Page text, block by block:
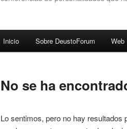
Ir al contenido principal
Ir al contenido secundario
Inicio Sobre DeustoForum Web
No se ha
Lo sentimos, pero no hay resultados